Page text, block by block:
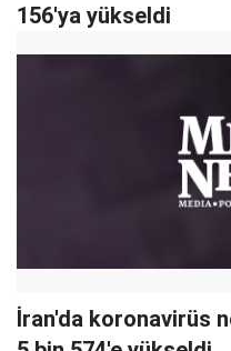
156'ya yükseldi
İran'da koronavirüs